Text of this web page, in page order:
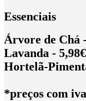
Essenciais
Árvore de Chá
Lavanda - 5,98€
Hortelã-
*preços com